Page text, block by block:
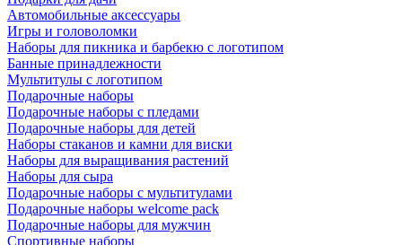
Автомобильные аксессуары
Игры и головоломки
Наборы для пикника и барбекю с логотипом
Банные принадлежности
Мультитулы с логотипом
Подарочные наборы
Подарочные наборы с пледами
Подарочные наборы для детей
Наборы стаканов и камни для виски
Наборы для выращивания растений
Наборы для сыра
Подарочные наборы с мультитулами
Подарочные наборы welcome pack
Подарочные наборы для мужчин
Спортивные наборы